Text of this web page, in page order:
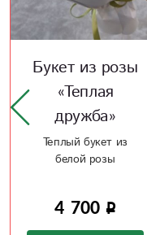
Сборный букет
«Ангельский
полет»
Нежный букет из
розовых роз и
5 500